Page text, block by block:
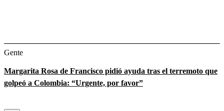
Gente
Margarita Rosa de Francisco pidió ayuda tras el terremoto que
golpeó a Colombia: “Urgente, por favor”